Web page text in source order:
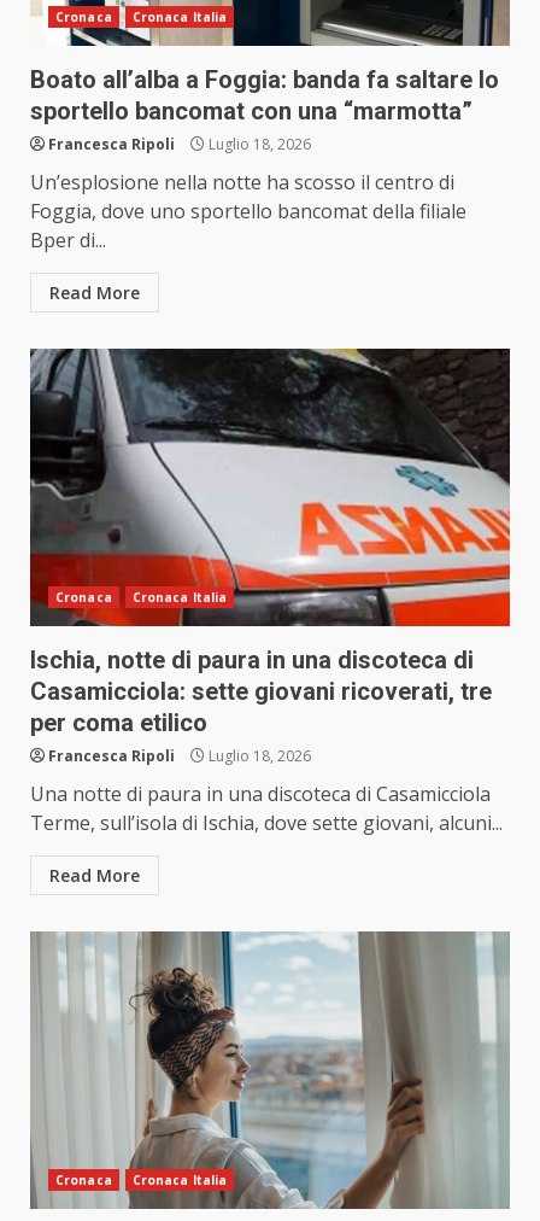
Cronaca Cronaca Italia
Boato all’alba a Foggia: banda fa saltare lo
sportello bancomat con una “marmotta”
Francesca Ripoli Luglio 18, 2026
Un’esplosione nella notte ha scosso il centro di
Foggia, dove uno sportello bancomat della filiale
Bper di...
Read More
Cronaca Cronaca Italia
Ischia, notte di paura in una discoteca di
Casamicciola: sette giovani ricoverati, tre
per coma etilico
Francesca Ripoli Luglio 18, 2026
Una notte di paura in una discoteca di Casamicciola
Terme, sull’isola di Ischia, dove sette giovani, alcuni...
Read More
Cronaca Cronaca Italia